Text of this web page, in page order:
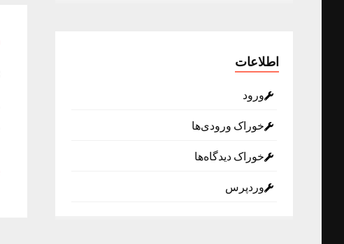
اطلاعات
ورود
خوراک ورودی‌ها
خوراک دیدگاه‌ها
وردپرس